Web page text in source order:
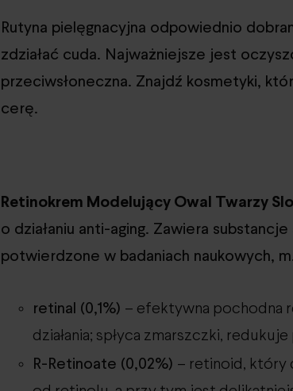
Rutyna pielęgnacyjna odpowiednio
zdziałać cuda. Najważniejsze jest
przeciwsłoneczna. Znajdź kosmetyki,
cerę.
Retinokrem Modelujący Owal Twarzy
o działaniu anti-aging. Zawiera
potwierdzone w badaniach naukowych,
retinal (0,1%) – efektywna pochodna
działania; spłyca zmarszczki,
R-Retinoate (0,02%) – retinoid, który